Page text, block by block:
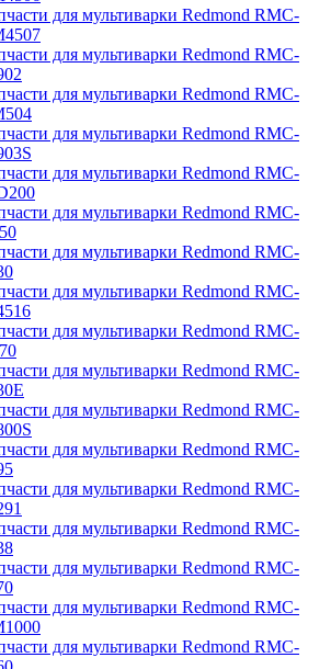
для мультиварки Redmond RMC-
для мультиварки Redmond RMC-
для мультиварки Redmond RMC-
для мультиварки Redmond RMC-
для мультиварки Redmond RMC-
для мультиварки Redmond RMC-
для мультиварки Redmond RMC-
для мультиварки Redmond RMC-
для мультиварки Redmond RMC-
для мультиварки Redmond RMC-
для мультиварки Redmond RMC-
для мультиварки Redmond RMC-
для мультиварки Redmond RMC-
для мультиварки Redmond RMC-
для мультиварки Redmond RMC-
для мультиварки Redmond RMC-
для мультиварки Redmond RMC-